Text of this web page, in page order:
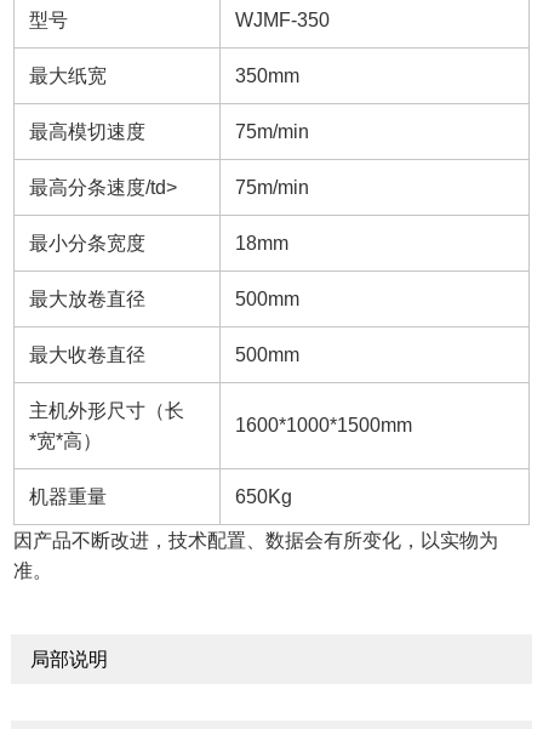
型号 WJMF-350
最大纸宽 350mm
最高模切速度 75m/min
最高分条速度/td> 75m/min
最小分条宽度 18mm
最大放卷直径 500mm
最大收卷直径 500mm
主机外形尺寸（长
*宽*高）
1600*1000*1500mm
机器重量 650Kg
因产品不断改进，技术配置、数据会有所变化，以实物为
准。
局部说明